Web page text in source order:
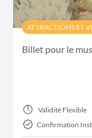
ATTRACTIONS ET
Billet pour le
Validité Flexible
Confirmation